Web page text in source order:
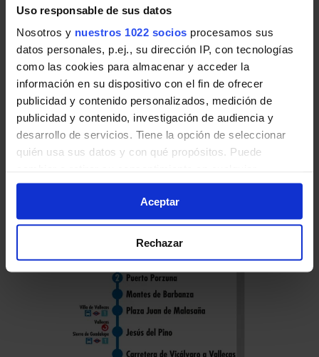
Uso responsable de sus datos
Nosotros y nuestros 1022 socios procesamos sus
datos personales, p.ej., su dirección IP, con tecnologías
como las cookies para almacenar y acceder la
información en su dispositivo con el fin de ofrecer
publicidad y contenido personalizados, medición de
publicidad y contenido, investigación de audiencia y
desarrollo de servicios. Tiene la opción de seleccionar
quién usa sus datos y con qué propósitos. Puede
momento desde la Declaración de cookies o clicando en
el Menú de consentimiento.
Si lo permite, también quisiéramos:
Identificar su dispositivo analizándolo activamente
para buscar características específicas (huellas
digitales)
Obtenga más información sobre cómo se procesan sus
datos personales y establezca sus preferencias en la
Aceptar
Rechazar
de idacompleto.
Horario de vuelta
Tabla de horarios y frecuencias en sentido
vuelta de la línea 103 de Autobuses EMT de
Madrid: